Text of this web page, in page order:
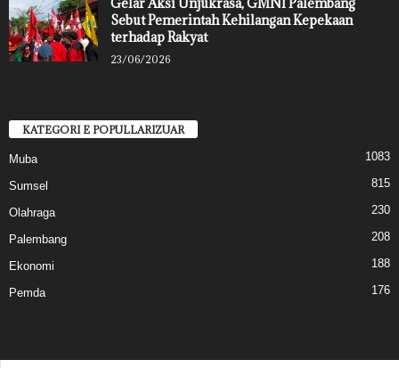
Sebut Pemerintah Kehilangan Kepekaan
terhadap Rakyat
23/06/2026
KATEGORI E POPULLARIZUAR
Muba 1083
Sumsel 815
Olahraga 230
Palembang 208
Ekonomi 188
Pemda 176